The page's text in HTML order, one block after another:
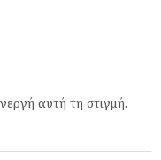
αυτή τη στιγμή.